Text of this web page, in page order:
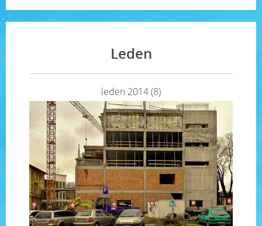
Leden
leden 2014 (8)